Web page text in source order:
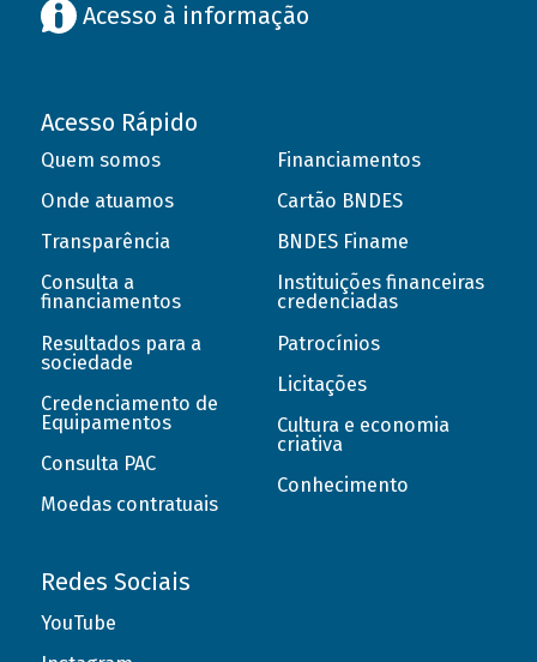
Acesso à informação
Acesso Rápido
Quem somos
Onde atuamos
Transparência
Consulta a
financiamentos
Resultados para a
sociedade
Credenciamento de
Equipamentos
Consulta PAC
Moedas contratuais
Financiamentos
Cartão BNDES
BNDES Finame
Instituições financeiras
credenciadas
Patrocínios
Licitações
Cultura e economia
criativa
Conhecimento
Redes Sociais
YouTube